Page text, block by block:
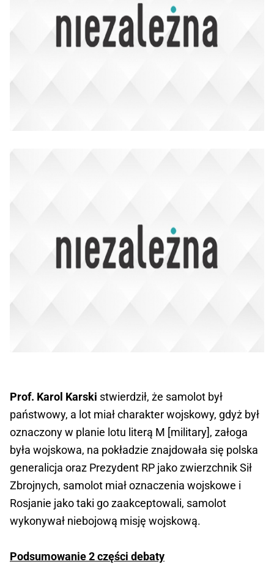
Prof. Karol Karski stwierdził, że samolot był
państwowy, a lot miał charakter wojskowy, gdyż był
oznaczony w planie lotu literą M [military], załoga
była wojskowa, na pokładzie znajdowała się polska
generalicja oraz Prezydent RP jako zwierzchnik Sił
Zbrojnych, samolot miał oznaczenia wojskowe i
Rosjanie jako taki go zaakceptowali, samolot
wykonywał niebojową misję wojskową.
Podsumowanie 2 części debaty